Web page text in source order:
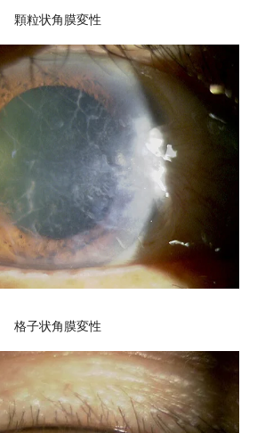
顆粒状角膜変性
格子状角膜変性